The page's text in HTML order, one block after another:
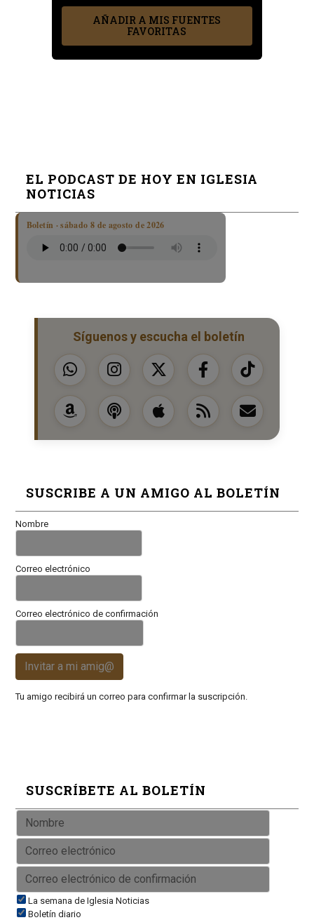
AÑADIR A MIS FUENTES
FAVORITAS
EL PODCAST DE HOY EN IGLESIA
NOTICIAS
Boletín · sábado 8 de agosto de 2026
Síguenos y escucha el boletín
SUSCRIBE A UN AMIGO AL BOLETÍN
Nombre
Correo electrónico
Correo electrónico de confirmación
Invitar a mi amig@
Tu amigo recibirá un correo para confirmar la suscripción.
SUSCRÍBETE AL BOLETÍN
La semana de Iglesia Noticias
Boletín diario